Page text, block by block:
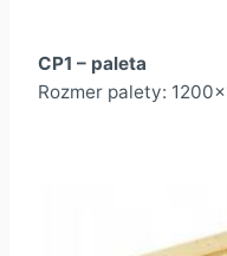
CP1 – paleta
Rozmer palety: